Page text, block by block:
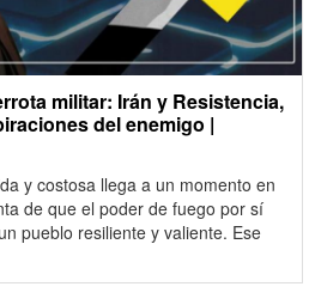
militar: Irán y Resistencia,
del enemigo |
y costosa llega a un momento en
de que el poder de fuego por sí
pueblo resiliente y valiente. Ese